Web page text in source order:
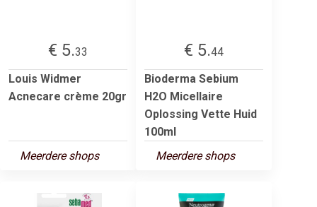
€ 5.33
Louis Widmer
Acnecare crème 20gr
Meerdere shops
€ 5.44
Bioderma Sebium
H2O Micellaire
Oplossing Vette Huid
100ml
Meerdere shops